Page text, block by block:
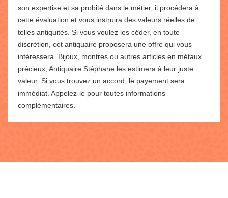
son expertise et sa probité dans le métier, il procédera à
cette évaluation et vous instruira des valeurs réelles de
telles antiquités. Si vous voulez les céder, en toute
discrétion, cet antiquaire proposera une offre qui vous
intéressera. Bijoux, montres ou autres articles en métaux
précieux, Antiquaire Stéphane les estimera à leur juste
valeur. Si vous trouvez un accord, le payement sera
immédiat. Appelez-le pour toutes informations
complémentaires.